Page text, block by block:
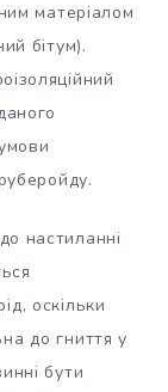
матеріалом
бітум).
настиланні
оскільки
до гниття у
бути